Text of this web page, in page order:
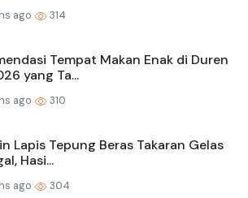
ago 314
Tempat Makan Enak di Duren
yang Ta...
ago 310
Lapis Tepung Beras Takaran Gelas
Hasi...
ago 304